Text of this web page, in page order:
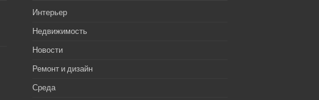
Интерьер
Недвижимость
Новости
Ремонт и дизайн
Среда